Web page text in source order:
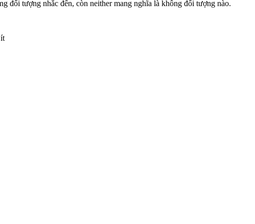
đối tượng nhắc đến, còn neither mang nghĩa là không đối tượng nào.